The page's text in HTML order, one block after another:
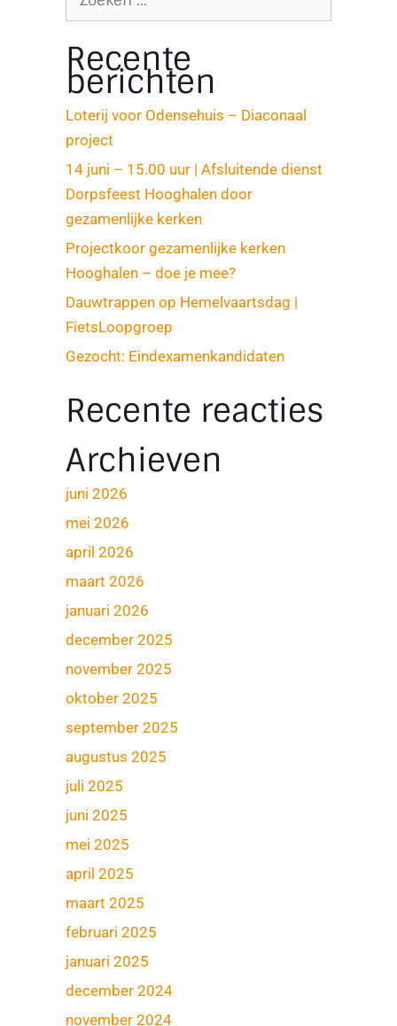
Recente
berichten
Loterij voor Odensehuis – Diaconaal
project
14 juni – 15.00 uur | Afsluitende dienst
Dorpsfeest Hooghalen door
gezamenlijke kerken
Projectkoor gezamenlijke kerken
Hooghalen – doe je mee?
Dauwtrappen op Hemelvaartsdag |
FietsLoopgroep
Gezocht: Eindexamenkandidaten
Recente reacties
Archieven
juni 2026
mei 2026
april 2026
maart 2026
januari 2026
december 2025
november 2025
oktober 2025
september 2025
augustus 2025
juli 2025
juni 2025
mei 2025
april 2025
maart 2025
februari 2025
januari 2025
december 2024
november 2024